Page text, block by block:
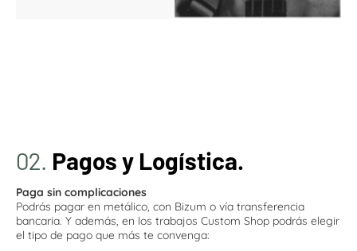
02. Pagos y Logística.
Paga sin complicaciones
Podrás pagar en metálico, con Bizum o vía transferencia
bancaria. Y además, en los trabajos Custom Shop podrás elegir
el tipo de pago que más te convenga: